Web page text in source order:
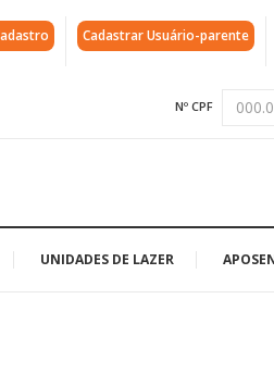
Cadastrar Usuário-parente
Nº CPF
UNIDADES DE LAZER